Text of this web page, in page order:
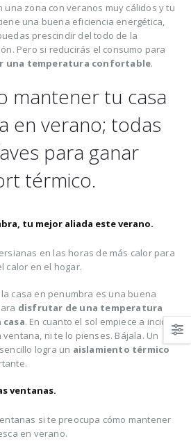
una zona con veranos muy cálidos y tu
una buena eficiencia energética,
prescindir del todo de la
Pero si reducirás el consumo para
una temperatura confortable.
mantener tu casa
en verano; todas
para ganar
térmico.
tu mejor aliada este verano.
en las horas de más calor para
calor en el hogar.
casa en penumbra es una buena
disfrutar de una temperatura
casa. En cuanto el sol empiece a incidir
ni te lo pienses. Bájala. Un
logra un aislamiento térmico
ventanas.
si te preocupa cómo mantener
en verano.
por
Claves para el
de los pies en
16 agosto, 2021
Ser más ecológica,
cosas que puedes
hacer para lograrlo